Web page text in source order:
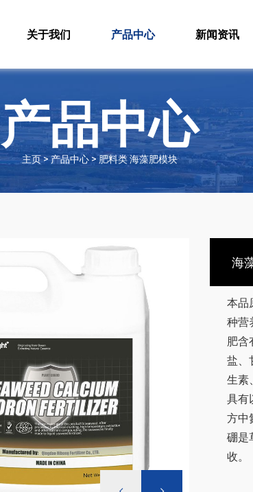
关于我们 产品中心 新闻资讯
产品中心
主页 > 产品中心 > 肥料类 海藻肥模块
海
本品
种营
肥含
盐、
生素
具有
方中
硼是
收。